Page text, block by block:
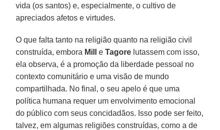
vida (os santos) e, especialmente, o cultivo de
apreciados afetos e virtudes.
O que falta tanto na religião quanto na religião civil
construída, embora Mill eTagore lutassem com isso,
ela observa, é a promoção da liberdade pessoal no
contexto comunitário e uma visão de mundo
compartilhada. No final, o seu apelo é que uma
política humana requer um envolvimento emocional
do público com seus concidadãos. Isso pode ser feito,
talvez, em algumas religiões construídas, como a de